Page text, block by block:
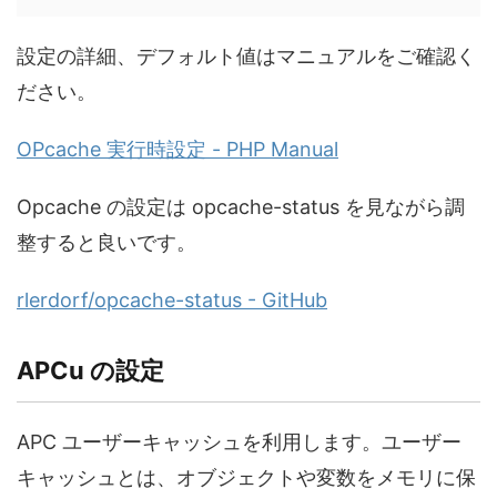
設定の詳細、デフォルト値はマニュアルをご確認く
ださい。
OPcache 実行時設定 - PHP Manual
Opcache の設定は opcache-status を見ながら調
整すると良いです。
rlerdorf/opcache-status - GitHub
APCu の設定
APC ユーザーキャッシュを利用します。ユーザー
キャッシュとは、オブジェクトや変数をメモリに保